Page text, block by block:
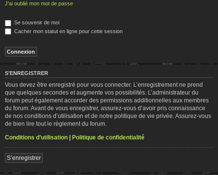
J’ai oublié mon mot de passe
Se souvenir de moi
Cacher mon statut en ligne pour cette session
S’ENREGISTRER
Vous devez être enregistré pour vous connecter. L’enregistrement ne prend
que quelques secondes et augmente vos possibilités. L’administrateur du
forum peut également accorder des permissions additionnelles aux membres
du forum. Avant de vous enregistrer, assurez-vous d’avoir pris connaissance
de nos conditions d’utilisation et de notre politique de vie privée. Assurez-vous
de bien lire tout le règlement du forum.
Conditions d’utilisation | Politique de confidentialité
S’enregistrer